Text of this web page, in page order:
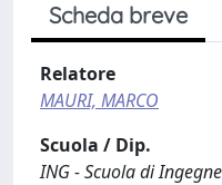
Scheda breve
Relatore
MAURI, MARCO
Scuola / Dip.
ING - Scuola di